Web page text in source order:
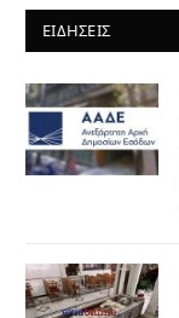
ΕΙΔΉΣΕΙΣ